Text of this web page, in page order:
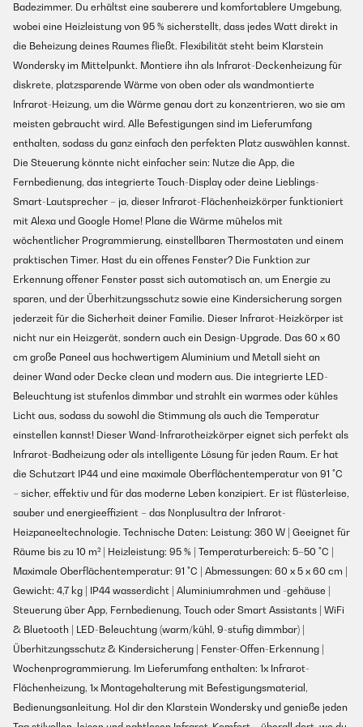
Badezimmer. Du erhältst eine sauberere und komfortablere Umgebung,
wobei eine Heizleistung von 95 % sicherstellt, dass jedes Watt direkt in
die Beheizung deines Raumes fließt. Flexibilität steht beim Klarstein
Wondersky im Mittelpunkt. Montiere ihn als Infrarot-Deckenheizung für
diskrete, platzsparende Wärme von oben oder als wandmontierte
Infrarot-Heizung, um die Wärme genau dort zu konzentrieren, wo sie am
meisten gebraucht wird. Alle Befestigungen sind im Lieferumfang
enthalten, sodass du ganz einfach den perfekten Platz auswählen kannst.
Die Steuerung könnte nicht einfacher sein: Nutze die App, die
Fernbedienung, das integrierte Touch-Display oder deine Lieblings-
Smart-Lautsprecher – ja, dieser Infrarot-Flächenheizkörper funktioniert
mit Alexa und Google Home! Plane die Wärme mühelos mit
wöchentlicher Programmierung, einstellbaren Thermostaten und einem
praktischen Timer. Hast du ein offenes Fenster? Die Funktion zur
Erkennung offener Fenster passt sich automatisch an, um Energie zu
sparen, und der Überhitzungsschutz sowie eine Kindersicherung sorgen
jederzeit für die Sicherheit deiner Familie. Dieser Infrarot-Heizkörper ist
nicht nur ein Heizgerät, sondern auch ein Design-Upgrade. Das 60 x 60
cm große Paneel aus hochwertigem Aluminium und Metall sieht an
deiner Wand oder Decke clean und modern aus. Die integrierte LED-
Beleuchtung ist stufenlos dimmbar und strahlt ein warmes oder kühles
Licht aus, sodass du sowohl die Stimmung als auch die Temperatur
einstellen kannst! Dieser Wand-Infrarotheizkörper eignet sich perfekt als
Infrarot-Badheizung oder als intelligente Lösung für jeden Raum. Er hat
die Schutzart IP44 und eine maximale Oberflächentemperatur von 91 °C
– sicher, effektiv und für das moderne Leben konzipiert. Er ist flüsterleise,
sauber und energieeffizient – das Nonplusultra der Infrarot-
Heizpaneeltechnologie. Technische Daten: Leistung: 360 W | Geeignet für
Räume bis zu 10 m² | Heizleistung: 95 % | Temperaturbereich: 5–50 °C |
Maximale Oberflächentemperatur: 91 °C | Abmessungen: 60 x 5 x 60 cm |
Gewicht: 4,7 kg | IP44 wasserdicht | Aluminiumrahmen und -gehäuse |
Steuerung über App, Fernbedienung, Touch oder Smart Assistants | WiFi
& Bluetooth | LED-Beleuchtung (warm/kühl, 9-stufig dimmbar) |
Überhitzungsschutz & Kindersicherung | Fenster-Offen-Erkennung |
Wochenprogrammierung. Im Lieferumfang enthalten: 1x Infrarot-
Flächenheizung, 1x Montagehalterung mit Befestigungsmaterial,
Bedienungsanleitung. Hol dir den Klarstein Wondersky und genieße jeden